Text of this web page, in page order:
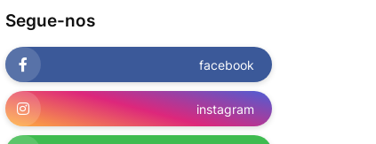
Segue-nos
facebook
instagram